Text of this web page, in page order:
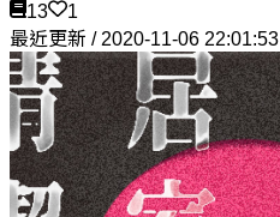
13
1
最近更新 / 2020-11-06 22:01:53